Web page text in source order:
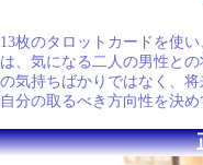
13枚のタロットカードを使
は、気になる二人の男性と
の気持ちばかりではなく、
自分の取るべき方向性を決